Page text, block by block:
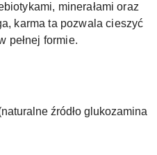
minerałami oraz
karma ta pozwala cieszyć
pełnej formie.
źródło glukozamina